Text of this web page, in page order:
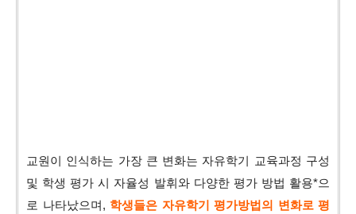
교원이 인식하는 가장 큰 변화는 자유학기 교육과정 구성
및 학생 평가 시 자율성 발휘와 다양한 평가 방법 활용*으
로 나타났으며, 학생들은 자유학기 평가방법의 변화로 평